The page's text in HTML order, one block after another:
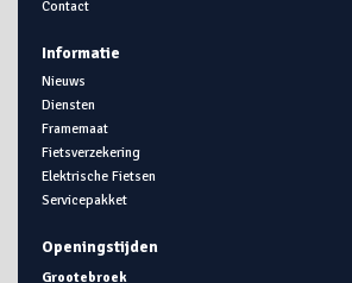
Contact
Informatie
Nieuws
Diensten
Framemaat
Fietsverzekering
Elektrische Fietsen
Servicepakket
Openingstijden
Grootebroek